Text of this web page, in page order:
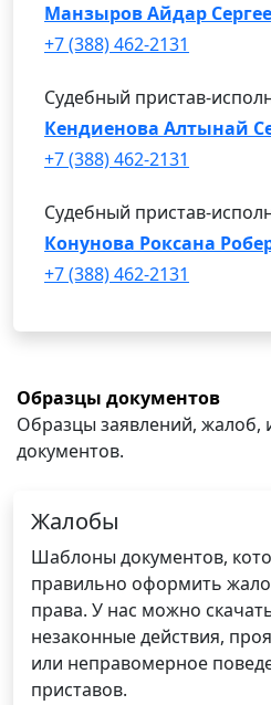
Манзыров Айдар
+7 (388) 462-2131
Судебный пристав-
Кендиенова Алтынай
+7 (388) 462-2131
Судебный пристав-
Конунова Роксана
+7 (388) 462-2131
Образцы документов
Образцы заявлений, жалоб,
документов.
Жалобы
Шаблоны документов,
правильно оформить
права. У нас можно
незаконные действия,
или неправомерное
приставов.